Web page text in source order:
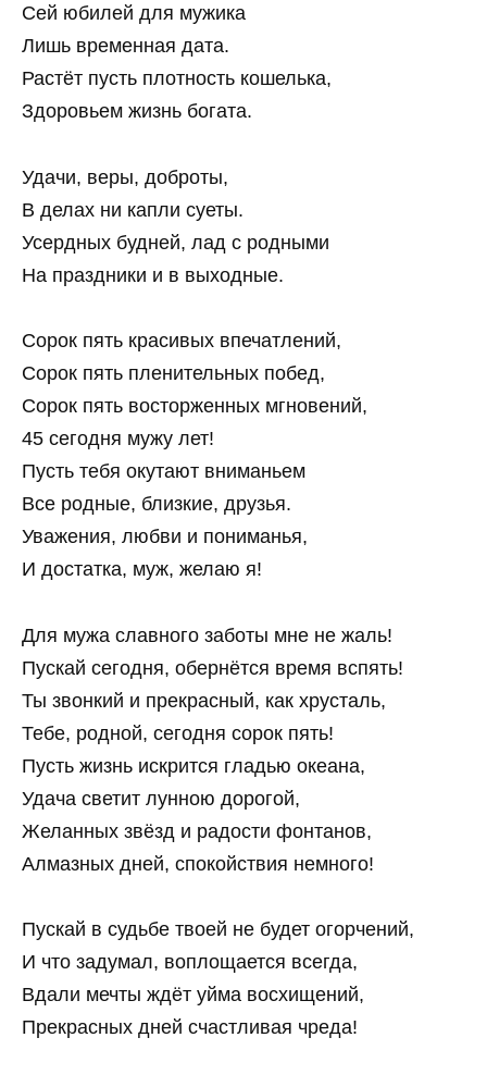
Сей юбилей для мужика
Лишь временная дата.
Растёт пусть плотность кошелька,
Здоровьем жизнь богата.
Удачи, веры, доброты,
В делах ни капли суеты.
Усердных будней, лад с родными
На праздники и в выходные.
Сорок пять красивых впечатлений,
Сорок пять пленительных побед,
Сорок пять восторженных мгновений,
45 сегодня мужу лет!
Пусть тебя окутают вниманьем
Все родные, близкие, друзья.
Уважения, любви и пониманья,
И достатка, муж, желаю я!
Для мужа славного заботы мне не жаль!
Пускай сегодня, обернётся время вспять!
Ты звонкий и прекрасный, как хрусталь,
Тебе, родной, сегодня сорок пять!
Пусть жизнь искрится гладью океана,
Удача светит лунною дорогой,
Желанных звёзд и радости фонтанов,
Алмазных дней, спокойствия немного!
Пускай в судьбе твоей не будет огорчений,
И что задумал, воплощается всегда,
Вдали мечты ждёт уйма восхищений,
Прекрасных дней счастливая чреда!